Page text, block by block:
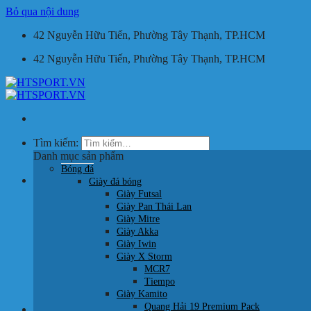
Bỏ qua nội dung
42 Nguyễn Hữu Tiến, Phường Tây Thạnh, TP.HCM
42 Nguyễn Hữu Tiến, Phường Tây Thạnh, TP.HCM
Tìm kiếm:
Giỏ hàng / 0₫
Chưa có sản phẩm trong giỏ hàng.
Quay trở lại cửa hàng
Danh mục sản phẩm
Bóng đá
Giày đá bóng
Giày Futsal
Giày Pan Thái Lan
Giày Mitre
Giày Akka
Giày Iwin
Giày X Storm
MCR7
Tiempo
Giày Kamito
Quang Hải 19 Premium Pack